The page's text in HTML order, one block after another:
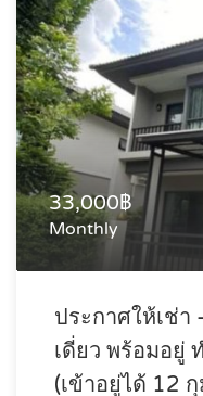
33,000฿
Monthly
ประกาศให้เช่
เดี่ยว พร้อมอยู่
(เข้าอยู่ได้ 12